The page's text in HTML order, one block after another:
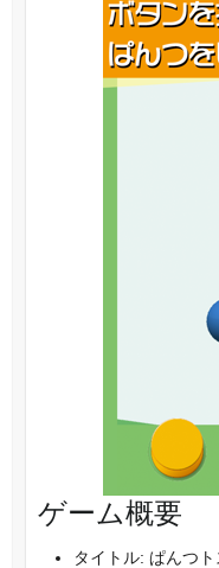
ゲーム概要
タイトル: ぱんつト